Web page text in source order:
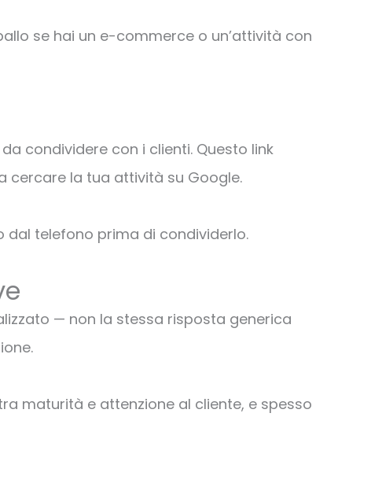
se hai un e-commerce o un’attività con
condividere con i clienti. Questo link
cercare la tua attività su Google.
dal telefono prima di condividerlo.
— non la stessa risposta generica
maturità e attenzione al cliente, e spesso